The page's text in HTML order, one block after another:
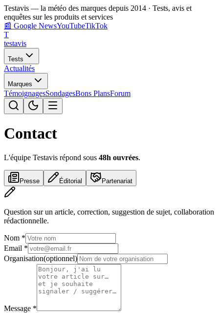
Testavis — la météo des marques depuis 2014 · Tests, avis et
enquêtes sur les produits et services
📰 Google NewsYouTubeTikTok
T
testavis
Tests
Actualités
Marques
TémoignagesSondagesBons PlansForum
Contact
L'équipe Testavis répond sous 48h ouvrées.
Presse Éditorial Partenariat
Question sur un article, correction, suggestion de sujet, collaboration
rédactionnelle.
Nom *
Email *
Organisation(optionnel)
Message *